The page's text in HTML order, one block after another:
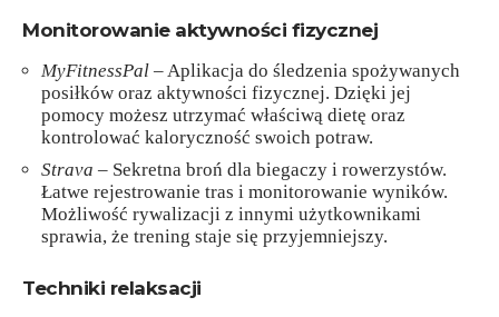
Monitorowanie aktywności fizycznej
MyFitnessPal – Aplikacja do śledzenia spożywanych
posiłków oraz aktywności fizycznej. Dzięki jej
pomocy możesz utrzymać właściwą dietę oraz
kontrolować kaloryczność swoich potraw.
Strava – Sekretna broń dla biegaczy i rowerzystów.
Łatwe rejestrowanie tras i monitorowanie wyników.
Możliwość rywalizacji z innymi użytkownikami
sprawia, że trening staje się przyjemniejszy.
Techniki relaksacji